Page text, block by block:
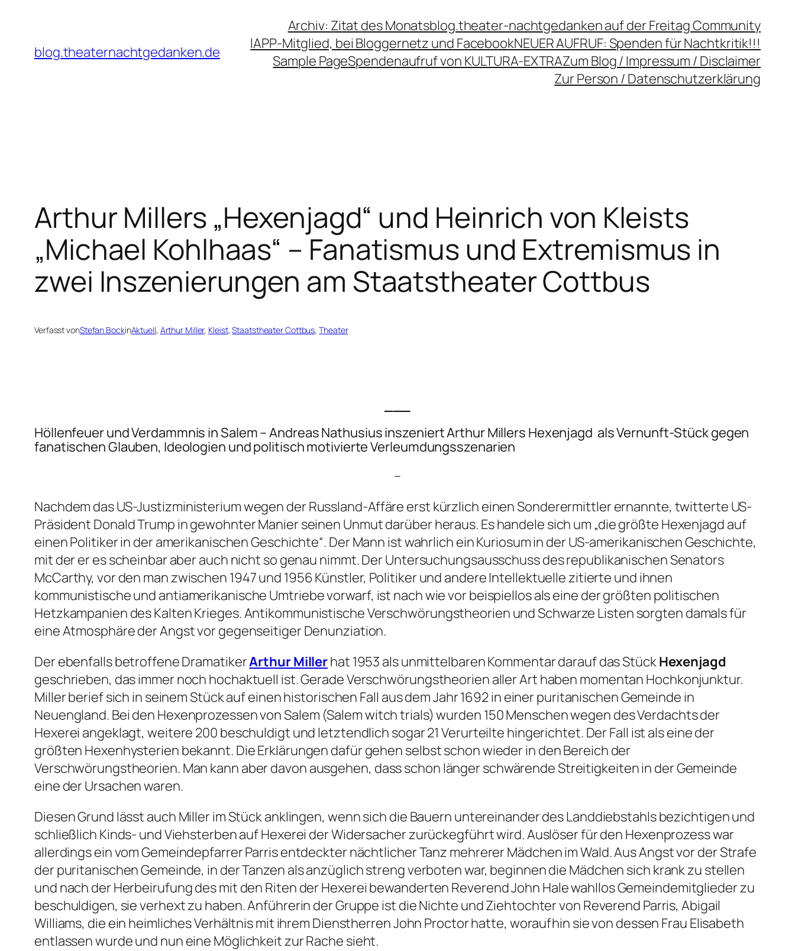
springenblog.theaternachtgedanken.de
Archiv: Zitat des Monatsblog.theater-nachtgedanken auf der Freitag Community
IAPP-Mitglied, bei Bloggernetz und FacebookNEUER AUFRUF: Spenden für Nachtkritik!!!
Sample PageSpendenaufruf von KULTURA-EXTRAZum Blog / Impressum / Disclaimer
Zur Person / Datenschutzerklärung
Arthur Millers „Hexenjagd“ und Heinrich von Kleists
„Michael Kohlhaas“ – Fanatismus und Extremismus in
zwei Inszenierungen am Staatstheater Cottbus
Verfasst vonStefan BockinAktuell, Arthur Miller, Kleist, Staatstheater Cottbus, Theater
Höllenfeuer und Verdammnis in Salem – Andreas Nathusius inszeniert Arthur Millers Hexenjagd als Vernunft-Stück gegen
fanatischen Glauben, Ideologien und politisch motivierte Verleumdungsszenarien
–
Nachdem das US-Justizministerium wegen der Russland-Affäre erst kürzlich einen Sonderermittler ernannte, twitterte US-
Präsident Donald Trump in gewohnter Manier seinen Unmut darüber heraus. Es handele sich um „die größte Hexenjagd auf
einen Politiker in der amerikanischen Geschichte“. Der Mann ist wahrlich ein Kuriosum in der US-amerikanischen Geschichte,
mit der er es scheinbar aber auch nicht so genau nimmt. Der Untersuchungsausschuss des republikanischen Senators
McCarthy, vor den man zwischen 1947 und 1956 Künstler, Politiker und andere Intellektuelle zitierte und ihnen
kommunistische und antiamerikanische Umtriebe vorwarf, ist nach wie vor beispiellos als eine der größten politischen
Hetzkampanien des Kalten Krieges. Antikommunistische Verschwörungstheorien und Schwarze Listen sorgten damals für
eine Atmosphäre der Angst vor gegenseitiger Denunziation.
Der ebenfalls betroffene DramatikerArthur Millerhat 1953 als unmittelbaren Kommentar darauf das StückHexenjagd
geschrieben, das immer noch hochaktuell ist. Gerade Verschwörungstheorien aller Art haben momentan Hochkonjunktur.
Miller berief sich in seinem Stück auf einen historischen Fall aus dem Jahr 1692 in einer puritanischen Gemeinde in
Neuengland. Bei den Hexenprozessen von Salem (Salem witch trials) wurden 150 Menschen wegen des Verdachts der
Hexerei angeklagt, weitere 200 beschuldigt und letztendlich sogar 21 Verurteilte hingerichtet. Der Fall ist als eine der
größten Hexenhysterien bekannt. Die Erklärungen dafür gehen selbst schon wieder in den Bereich der
Verschwörungstheorien. Man kann aber davon ausgehen, dass schon länger schwärende Streitigkeiten in der Gemeinde
eine der Ursachen waren.
Diesen Grund lässt auch Miller im Stück anklingen, wenn sich die Bauern untereinander des Landdiebstahls bezichtigen und
schließlich Kinds- und Viehsterben auf Hexerei der Widersacher zurückegführt wird. Auslöser für den Hexenprozess war
allerdings ein vom Gemeindepfarrer Parris entdeckter nächtlicher Tanz mehrerer Mädchen im Wald. Aus Angst vor der Strafe
der puritanischen Gemeinde, in der Tanzen als anzüglich streng verboten war, beginnen die Mädchen sich krank zu stellen
und nach der Herbeirufung des mit den Riten der Hexerei bewanderten Reverend John Hale wahllos Gemeindemitglieder zu
beschuldigen, sie verhext zu haben. Anführerin der Gruppe ist die Nichte und Ziehtochter von Reverend Parris, Abigail
Williams, die ein heimliches Verhältnis mit ihrem Dienstherren John Proctor hatte, woraufhin sie von dessen Frau Elisabeth
entlassen wurde und nun eine Möglichkeit zur Rache sieht.